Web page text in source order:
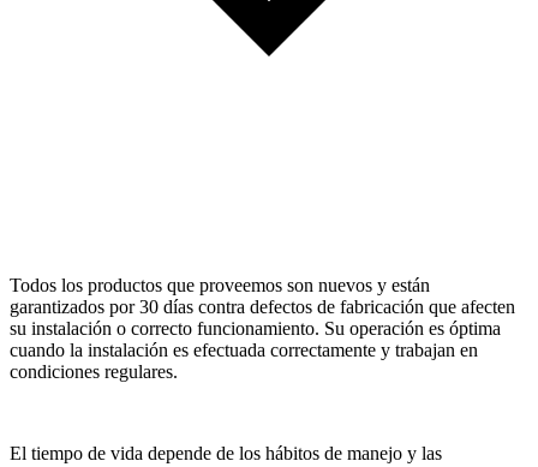
Todos los productos que proveemos son nuevos y están
garantizados por 30 días contra defectos de fabricación que afecten
su instalación o correcto funcionamiento. Su operación es óptima
cuando la instalación es efectuada correctamente y trabajan en
condiciones regulares.
El tiempo de vida depende de los hábitos de manejo y las